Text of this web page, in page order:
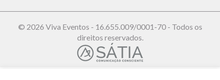
© 2026 Viva Eventos - 16.655.009/0001-70 - Todos os
direitos reservados.